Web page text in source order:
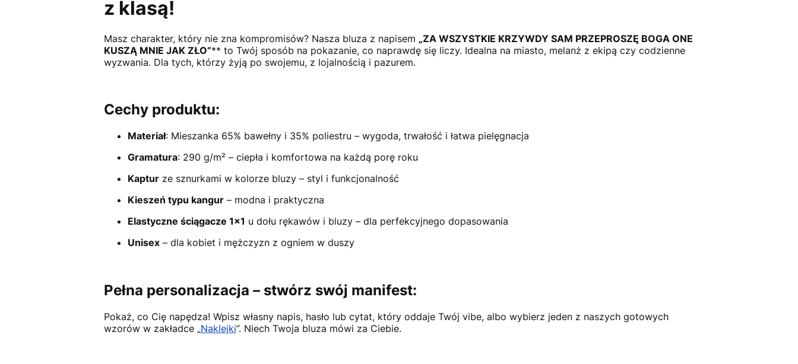
z klasą!
Masz charakter, który nie zna kompromisów? Nasza bluza z napisem „ZA WSZYSTKIE KRZYWDY SAM PRZEPROSZĘ BOGA ONE
KUSZĄ MNIE JAK ZŁO”** to Twój sposób na pokazanie, co naprawdę się liczy. Idealna na miasto, melanż z ekipą czy codzienne
wyzwania. Dla tych, którzy żyją po swojemu, z lojalnością i pazurem.
Cechy produktu:
Materiał: Mieszanka 65% bawełny i 35% poliestru – wygoda, trwałość i łatwa pielęgnacja
Gramatura: 290 g/m² – ciepła i komfortowa na każdą porę roku
Kapturze sznurkami w kolorze bluzy – styl i funkcjonalność
Kieszeń typu kangur– modna i praktyczna
Elastyczne ściągacze 1x1 u dołu rękawów i bluzy – dla perfekcyjnego dopasowania
Unisex– dla kobiet i mężczyzn z ogniem w duszy
Pełna personalizacja – stwórz swój manifest:
Pokaż, co Cię napędza! Wpisz własny napis, hasło lub cytat, który oddaje Twój vibe, albo wybierz jeden z naszych gotowych
wzorów w zakładce „Naklejki”. Niech Twoja bluza mówi za Ciebie.